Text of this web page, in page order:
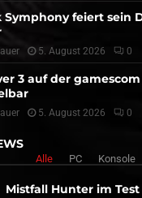
Symphony feiert sein
5. August 2026 0
3 auf der
5. August 2026 0
Alle PC Konsole
Mistfall Hunter im Test